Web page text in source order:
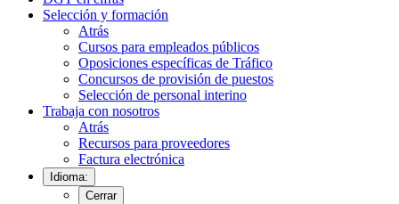
Selección y formación
Atrás
Cursos para empleados públicos
Oposiciones específicas de Tráfico
Concursos de provisión de puestos
Selección de personal interino
Trabaja con nosotros
Atrás
Recursos para proveedores
Factura electrónica
Idioma:
Cerrar